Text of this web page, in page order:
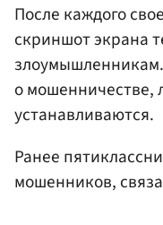
После каждого
скриншот экрана
о мошенничестве,
устанавливаются.
Ранее
мошенников,